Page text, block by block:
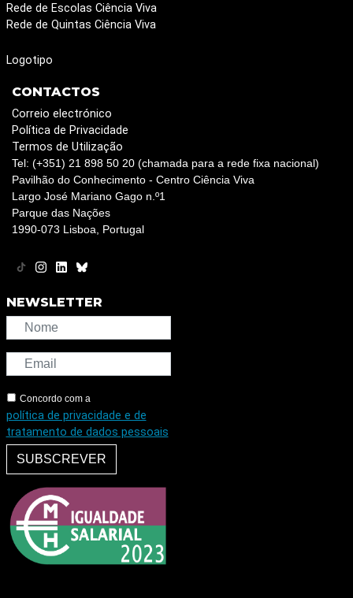
Rede de Escolas Ciência Viva
Rede de Quintas Ciência Viva
Logotipo
CONTACTOS
Correio electrónico
Política de Privacidade
Termos de Utilização
Tel: (+351) 21 898 50 20 (chamada para a rede fixa nacional)
Pavilhão do Conhecimento - Centro Ciência Viva
Largo José Mariano Gago n.º1
Parque das Nações
1990-073 Lisboa, Portugal
NEWSLETTER
Concordo com a
política de privacidade e de
tratamento de dados pessoais
SUBSCREVER